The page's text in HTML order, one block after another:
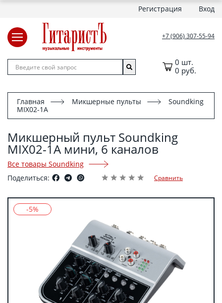
Регистрация Вход
+7 (906) 307-55-94
0 шт.
0 руб.
Главная Микшерные пульты
Soundking
MIX02-1A
Микшерный пульт Soundking
MIX02-1A мини, 6 каналов
Все товары Soundking
Поделиться:
Сравнить
-5%